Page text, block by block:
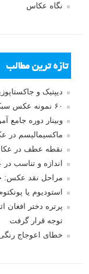
نگاه عکاس
تازه ترین مطالب
دیپتیک و
۶۰ نمونه عکس سبک ماکسیمالیسم
وبینار دوره
ماکسیمالیسم در
نقطه عطف در
اندازه و تناسب
مراحل نقد عکس:
استودیوم یا
پرتره دختر افغان
توجه قرار گرفت
خطای اعوجاج